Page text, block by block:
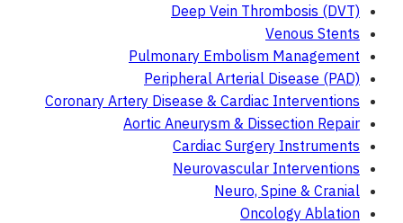
Deep Vein Thrombosis (DVT)
Venous Stents
Pulmonary Embolism Management
Peripheral Arterial Disease (PAD)
Coronary Artery Disease & Cardiac Interventions
Aortic Aneurysm & Dissection Repair
Cardiac Surgery Instruments
Neurovascular Interventions
Neuro, Spine & Cranial
Oncology Ablation